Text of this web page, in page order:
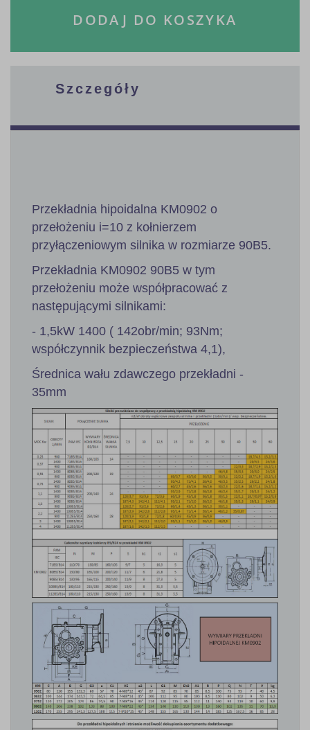
DODAJ DO KOSZYKA
Szczegóły
Przekładnia hipoidalna KM0902 o
przełożeniu i=10 z kołnierzem
przyłączeniowym silnika w rozmiarze 90B5.
Przekładnia KM0902 90B5 w tym
przełożeniu może współpracować z
następującymi silnikami:
- 1,5kW 1400 ( 142obr/min; 93Nm;
współczynnik bezpieczeństwa 4,1),
Średnica wału zdawczego przekładni -
35mm